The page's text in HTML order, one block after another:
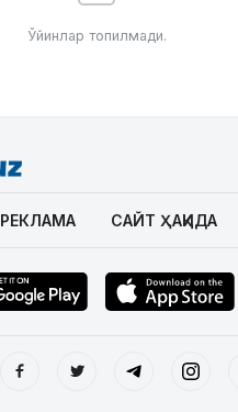
Ўйинлар топилмади.
РЕКЛАМА САЙТ ҲАҚИДА